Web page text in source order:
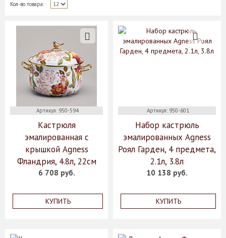
Кол-во товара:
Артикул: 950-594
Кастрюля
эмалированная с
крышкой Agness
Фландрия, 4.8л, 22см
6 708 руб.
КУПИТЬ
Артикул: 950-601
Набор кастрюль
эмалированных Agness
Роял Гарден, 4 предмета,
2.1л, 3.8л
10 138 руб.
КУПИТЬ